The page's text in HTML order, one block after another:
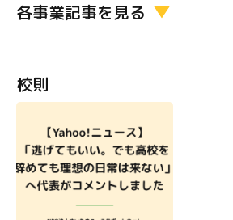
各事業記事を見る
校則